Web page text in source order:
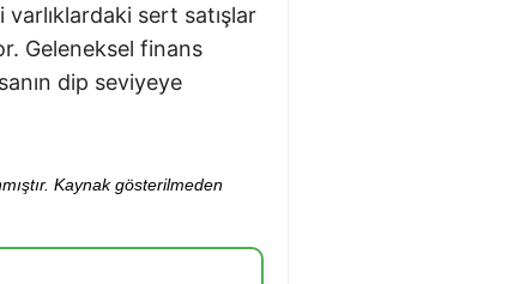
sert satışlar
Geleneksel finans
dip seviyeye
Kaynak gösterilmeden